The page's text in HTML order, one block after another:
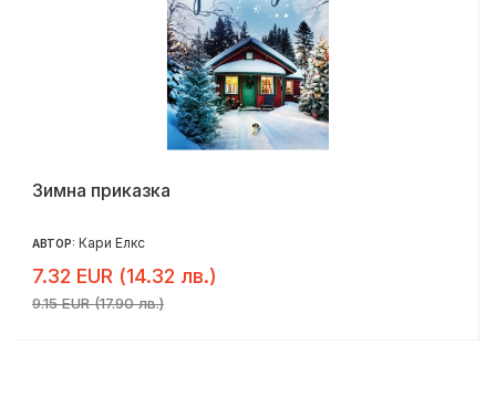
Зимна приказка
АВТОР: Кари Елкс
7.32 EUR (14.32 лв.)
9.15 EUR (17.90 лв.)